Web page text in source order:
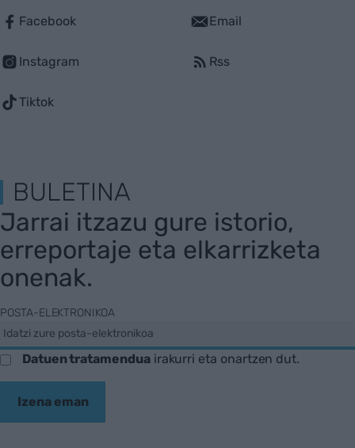
Facebook
Instagram
Tiktok
Email
Rss
BULETINA
Jarrai itzazu gure istorio,
erreportaje eta elkarrizketa
onenak.
POSTA-ELEKTRONIKOA
Datuen tratamenduairakurri eta onartzen dut.
Izena eman